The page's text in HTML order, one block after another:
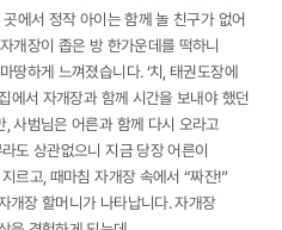
에서 정작 아이는 함께 놀 친구가 없어
개장이 좁은 방 한가운데를 떡하니
땅하게 느껴졌습니다. ‘치, 태권도장에
에서 자개장과 함께 시간을 보내야 했던
사범님은 어른과 함께 다시 오라고
도 상관없으니 지금 당장 어른이
르고, 때마침 자개장 속에서 “짜잔!”
개장 할머니가 나타납니다. 자개장